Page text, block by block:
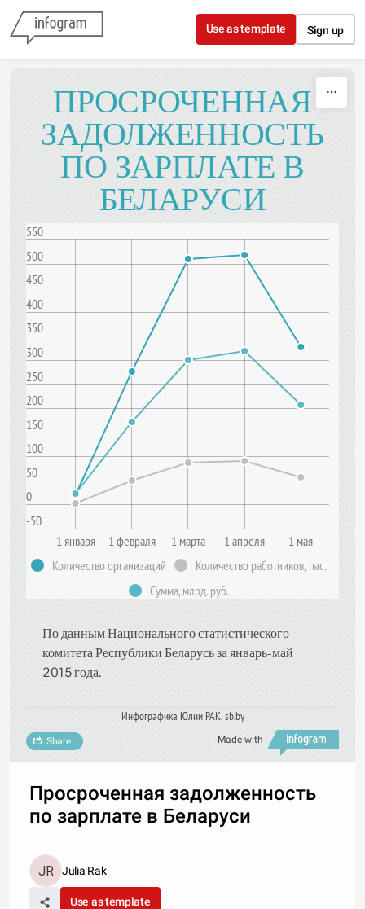
Skip to content
Use as template Sign up
ПРОСРОЧЕННАЯ
ЗАДОЛЖЕННОСТЬ
ПО ЗАРПЛАТЕ В
БЕЛАРУСИ
-50
0
50
100
150
200
250
300
350
400
450
500
550
1 января 1 февраля 1 марта 1 апреля
1 мая
Количество организаций
Количество работников, тыс.
Сумма, млрд. руб.
По данным Национального статистического
комитета Республики Беларусь за январь-май
2015 года.
Инфографика Юлии РАК, sb.by
Made with
Share
Просроченная задолженность
по зарплате в Беларуси
Julia Rak
Use as template